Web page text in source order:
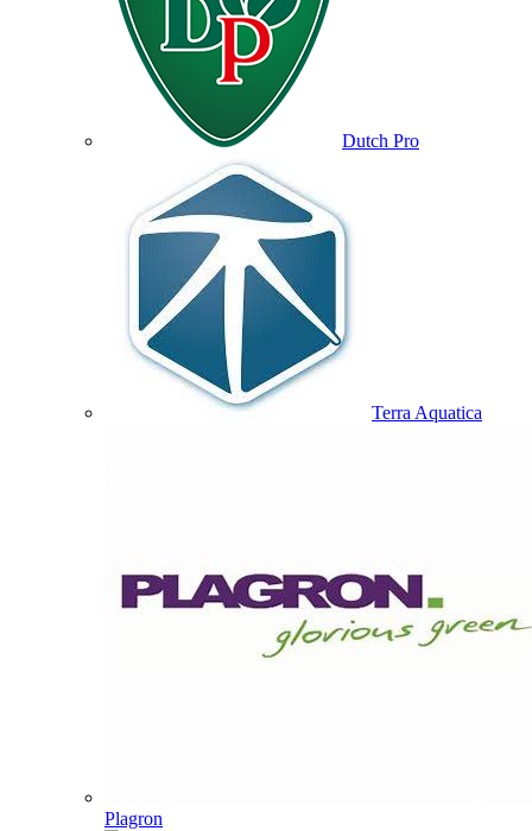
Dutch Pro
Terra Aquatica
Plagron